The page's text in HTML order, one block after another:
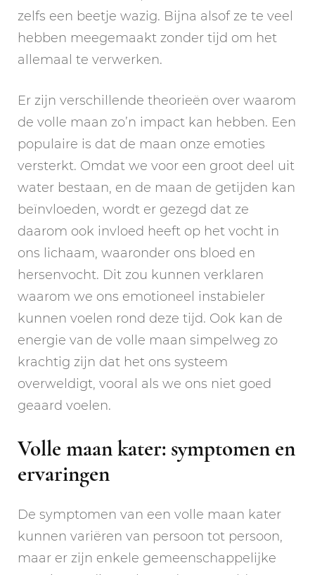
zelfs een beetje wazig. Bijna alsof ze te veel
hebben meegemaakt zonder tijd om het
allemaal te verwerken.
Er zijn verschillende theorieën over waarom
de volle maan zo’n impact kan hebben. Een
populaire is dat de maan onze emoties
versterkt. Omdat we voor een groot deel uit
water bestaan, en de maan de getijden kan
beïnvloeden, wordt er gezegd dat ze
daarom ook invloed heeft op het vocht in
ons lichaam, waaronder ons bloed en
hersenvocht. Dit zou kunnen verklaren
waarom we ons emotioneel instabieler
kunnen voelen rond deze tijd. Ook kan de
energie van de volle maan simpelweg zo
krachtig zijn dat het ons systeem
overweldigt, vooral als we ons niet goed
geaard voelen.
Volle maan kater: symptomen en
ervaringen
De symptomen van een volle maan kater
kunnen variëren van persoon tot persoon,
maar er zijn enkele gemeenschappelijke